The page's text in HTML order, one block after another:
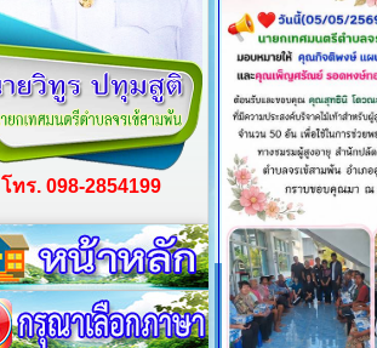
โทร. 098-2854199